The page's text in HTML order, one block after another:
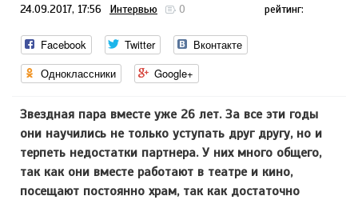
24.09.2017, 17:56 Интервью 0 рейтинг:
Facebook Twitter
Вконтакте
Одноклассники
Google+
Звездная пара вместе уже 26 лет. За все эти годы
они научились не только уступать друг другу, но и
терпеть недостатки партнера. У них много общего,
так как они вместе работают в театре и кино,
посещают постоянно храм, так как достаточно